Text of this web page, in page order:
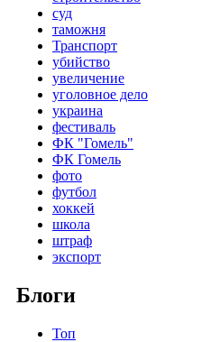
суд
таможня
Транспорт
убийство
увеличение
уголовное дело
украина
фестиваль
ФК "Гомель"
ФК Гомель
фото
футбол
хоккей
школа
штраф
экспорт
Блоги
Топ